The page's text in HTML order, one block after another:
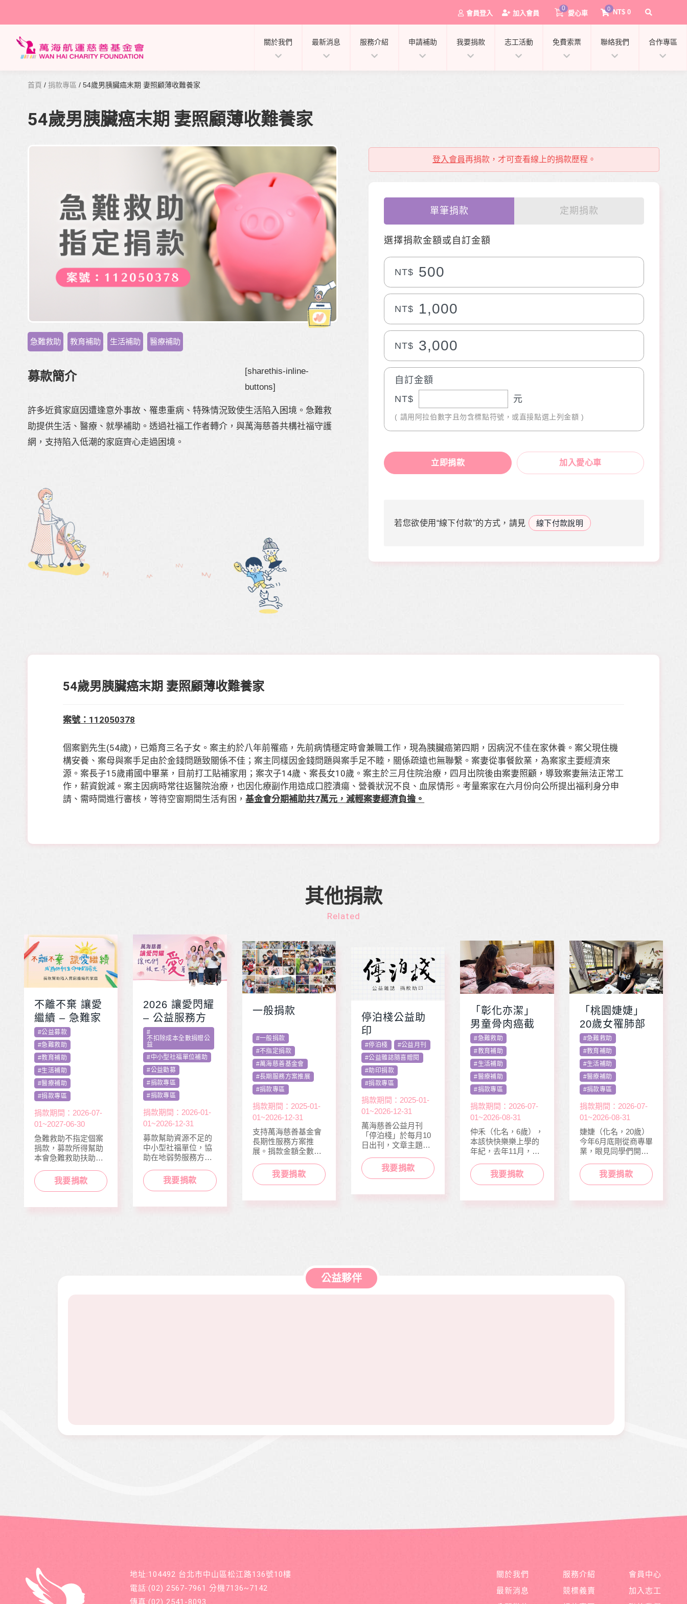
會員登入 加入會員
0
愛心車
0
NT$ 0
0
關於我們 最新消息 服務介紹 申請補助 我要捐款 志工活動 免費索票 聯絡我們 合作專區
首頁 / 捐款專區 / 54歲男胰臟癌末期 妻照顧薄收難養家
54歲男胰臟癌末期 妻照顧薄收難養家
急難救助 教育補助 生活補助 醫療補助
募款簡介
[sharethis-inline-
buttons]
許多近貧家庭因遭逢意外事故、罹患重病、特殊情況致使生活陷入困境。急難救
助提供生活、醫療、就學補助。透過社福工作者轉介，與萬海慈善共構社福守護
網，支持陷入低潮的家庭齊心走過困境。
登入會員再捐款，才可查看線上的捐款歷程。
單筆捐款 定期捐款
選擇捐款金額或自訂金額
NT$ 500
NT$ 1,000
NT$ 3,000
自訂金額
NT$
元
( 請用阿拉伯數字且勿含標點符號，或直接點選上列金額 )
立即捐款 加入愛心車
若您欲使用“線下付款”的方式，請見 線下付款說明
54歲男胰臟癌末期 妻照顧薄收難養家
案號：112050378
個案劉先生(54歲)，已婚育三名子女。案主約於八年前罹癌，先前病情穩定時會兼職工作，現為胰臟癌第四期，因病況不佳在家休養。案父現住機
構安養、案母與案手足由於金錢問題致關係不佳；案主同樣因金錢問題與案手足不睦，關係疏遠也無聯繫。案妻從事餐飲業，為案家主要經濟來
源。案長子15歲甫國中畢業，目前打工貼補家用；案次子14歲、案長女10歲。案主於三月住院治療，四月出院後由案妻照顧，導致案妻無法正常工
作，薪資銳減。案主因病時常往返醫院治療，也因化療副作用造成口腔潰瘍、營養狀況不良、血尿情形。考量案家在六月份向公所提出福利身分申
請、需時間進行審核，等待空窗期間生活有困，基金會分期補助共7萬元，減輕案妻經濟負擔。
其他捐款
Related
不離不棄 讓愛
繼續 – 急難家
庭扶助專案
#公益募款
#急難救助
#教育補助
#生活補助
#醫療補助
#捐款專區
捐款期間：2026-07-
01~2027-06-30
急難救助不指定個案
捐款，募款所得幫助
本會急難救助扶助之
度過經濟困境。
我要捐款
2026 讓愛閃耀
– 公益服務方
案補助專案 勸
募活動指定捐
款
#
不扣除成本全數捐贈公
益
#中小型社福單位補助
#公益勸募
#捐款專區
#捐款專區
捐款期間：2026-01-
01~2026-12-31
募款幫助資源不足的
中小型社福單位，協
助在地弱勢服務方案
勢族群。我要捐款
一般捐款
#一般捐款
#不指定捐款
#萬海慈善基金會
#長期服務方案推展
#捐款專區
捐款期間：2025-01-
01~2026-12-31
支持萬海慈善基金會
長期性服務方案推
展。捐款金額全數用
作，如熱氣球升空、
當我們同在醫起、愛
資捐助等各項服務。
我要捐款
停泊棧公益助
印
#停泊棧 #公益月刊
#公益雜誌隨喜贈閱
#助印捐款
#捐款專區
捐款期間：2025-01-
01~2026-12-31
萬海慈善公益月刊
「停泊棧」於每月10
日出刊，文章主題包
靈、健康、人文傳遞
正能量及價值觀，是
邀請您長期駐印 本刊
我要捐款
「彰化亦潔」
男童骨肉癌截
肢化療 受暴單
親媽照顧陷困
#急難救助
#教育補助
#生活補助
#醫療補助
#捐款專區
捐款期間：2026-07-
01~2026-08-31
仲禾（化名，6歲），
本該快快樂樂上學的
年紀，去年11月，因
查，確診罹患骨肉癌
二期。因病況變化太
上復發，短短幾個月
我要捐款
「桃園婕婕」
20歲女罹肺部
罕病 父兼多份
工愁醫費
#急難救助
#教育補助
#生活補助
#醫療補助
#捐款專區
捐款期間：2026-07-
01~2026-08-31
婕婕（化名，20歲）
今年6月底剛從商專畢
業，眼見同學們開心
她卻因病無法面試工
作而感到沮喪。婕婕
員，個性活潑開朗，
我要捐款
公益夥伴
地址:104492 台北市中山區松江路136號10樓
電話:(02) 2567-7961 分機7136~7142
傳真:(02) 2541-8093
關於我們
最新消息
服務介紹
競標義賣
會員中心
加入志工